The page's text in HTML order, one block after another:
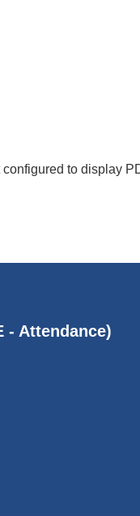
configured to display
(E - Attendance)